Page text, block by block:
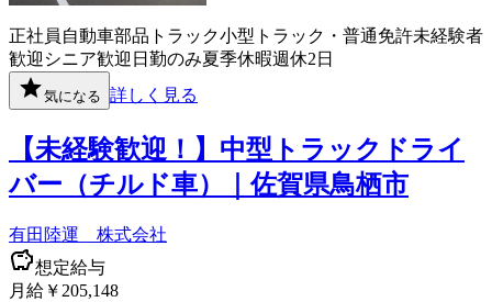
正社員 自動車部品 トラック小型トラック・普通免許未経験者
歓迎 シニア歓迎 日勤のみ夏季休暇週休2日
気になる 詳しく見る
【未経験歓迎！】中型トラックドライ
バー（チルド車）｜佐賀県鳥栖市
有田陸運 株式会社
想定給与
月給￥205,148